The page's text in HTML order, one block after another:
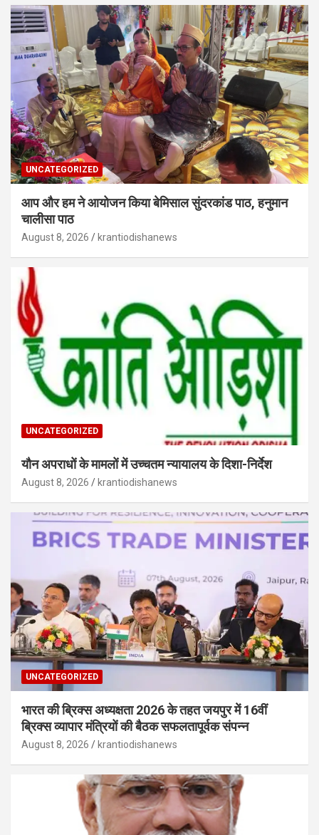
UNCATEGORIZED
आप और हम ने आयोजन किया बेमिसाल सुंदरकांड पाठ, हनुमान
चालीसा पाठ
August 8, 2026 krantiodishanews
UNCATEGORIZED
यौन अपराधों के मामलों में उच्चतम न्यायालय के दिशा-निर्देश
August 8, 2026 krantiodishanews
UNCATEGORIZED
भारत की ब्रिक्‍स अध्यक्षता 2026 के तहत जयपुर में 16वीं
ब्रिक्‍स व्यापार मंत्रियों की बैठक सफलतापूर्वक संपन्न
August 8, 2026 krantiodishanews